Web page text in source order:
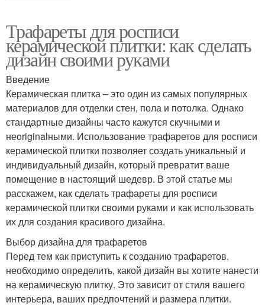
Трафареты для росписи
керамической плитки: как сделать
дизайн своими руками
Введение
Керамическая плитка – это один из самых популярных
материалов для отделки стен, пола и потолка. Однако
стандартные дизайны часто кажутся скучными и
неoriginalными. Использование трафаретов для росписи
керамической плитки позволяет создать уникальный и
индивидуальный дизайн, который превратит ваше
помещение в настоящий шедевр. В этой статье мы
расскажем, как сделать трафареты для росписи
керамической плитки своими руками и как использовать
их для создания красивого дизайна.
Выбор дизайна для трафаретов
Перед тем как приступить к созданию трафаретов,
необходимо определить, какой дизайн вы хотите нанести
на керамическую плитку. Это зависит от стиля вашего
интерьера, ваших предпочтений и размера плитки.